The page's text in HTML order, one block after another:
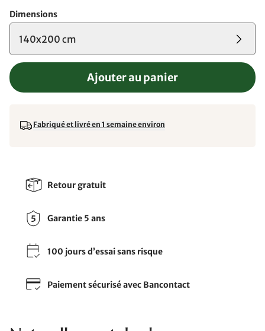
Dimensions
140x200 cm
Ajouter au panier
Fabriqué et livré en 1 semaine environ
Retour gratuit
Garantie 5 ans
100 jours d’essai sans risque
Paiement sécurisé avec Bancontact